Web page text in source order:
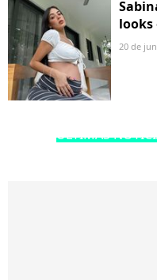
looks
20 de
ÚLTIMAS